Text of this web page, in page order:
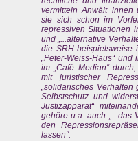
vermitteln
sie sich schon im
repressiven Situationen
und „...alternative
die SRH beispielsweise
„Peter-Weiss-Haus“ und
im „Café Median“
mit juristischer
„solidarisches Verhalten
Selbstschutz und
Justizapparat“
gehöre u.a. auch „...das
den
lassen“.